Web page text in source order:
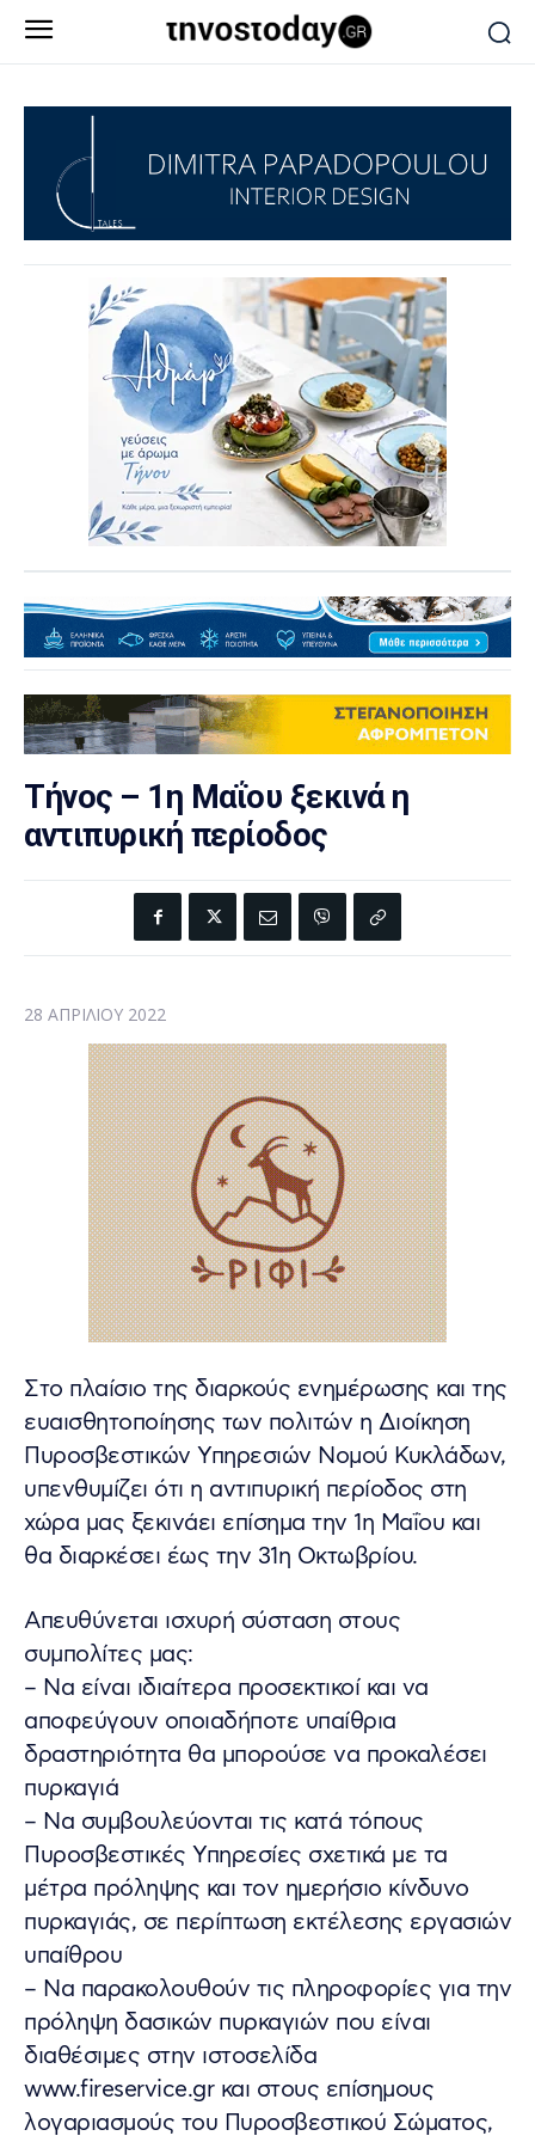
Τήνος – 1η Μαΐου ξεκινά η
αντιπυρική περίοδος
28 ΑΠΡΙΛΊΟΥ 2022
Στο πλαίσιο της διαρκούς ενημέρωσης και της
ευαισθητοποίησης των πολιτών η Διοίκηση
Πυροσβεστικών Υπηρεσιών Νομού Κυκλάδων,
υπενθυμίζει ότι η αντιπυρική περίοδος στη
χώρα μας ξεκινάει επίσημα την 1η Μαΐου και
θα διαρκέσει έως την 31η Οκτωβρίου.
Απευθύνεται ισχυρή σύσταση στους
συμπολίτες μας:
– Να είναι ιδιαίτερα προσεκτικοί και να
αποφεύγουν οποιαδήποτε υπαίθρια
δραστηριότητα θα μπορούσε να προκαλέσει
πυρκαγιά
– Να συμβουλεύονται τις κατά τόπους
Πυροσβεστικές Υπηρεσίες σχετικά με τα
μέτρα πρόληψης και τον ημερήσιο κίνδυνο
πυρκαγιάς, σε περίπτωση εκτέλεσης εργασιών
υπαίθρου
– Να παρακολουθούν τις πληροφορίες για την
πρόληψη δασικών πυρκαγιών που είναι
διαθέσιμες στην ιστοσελίδα
www.fireservice.gr και στους επίσημους
λογαριασμούς του Πυροσβεστικού Σώματος,